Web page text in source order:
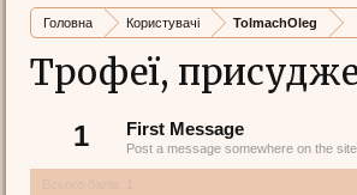
Головна Користувачі TolmachOleg
Трофеї,
1 First Message
Post a message somewhere on the